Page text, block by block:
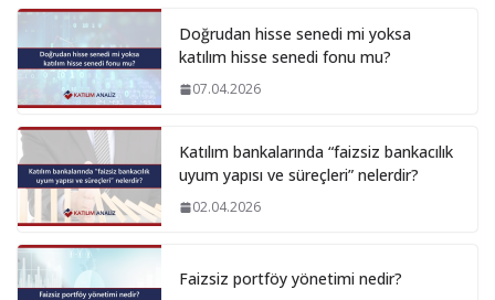
Doğrudan hisse senedi mi yoksa
katılım hisse senedi fonu mu?
07.04.2026
Katılım bankalarında “faizsiz bankacılık
uyum yapısı ve süreçleri” nelerdir?
02.04.2026
Faizsiz portföy yönetimi nedir?